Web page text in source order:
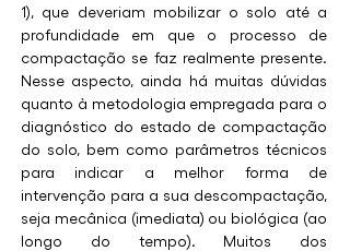
1), que deveriam mobilizar o solo até a
profundidade em que o processo de
compactação se faz realmente presente.
Nesse aspecto, ainda há muitas dúvidas
quanto à metodologia empregada para o
diagnóstico do estado de compactação
do solo, bem como parâmetros técnicos
para indicar a melhor forma de
intervenção para a sua descompactação,
seja mecânica (imediata) ou biológica (ao
longo do tempo). Muitos dos